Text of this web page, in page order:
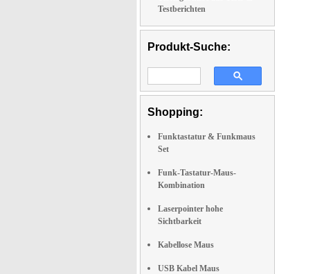
Testberichten
Produkt-Suche:
Shopping:
Funktastatur & Funkmaus
Set
Funk-Tastatur-Maus-
Kombination
Laserpointer hohe
Sichtbarkeit
Kabellose Maus
USB Kabel Maus